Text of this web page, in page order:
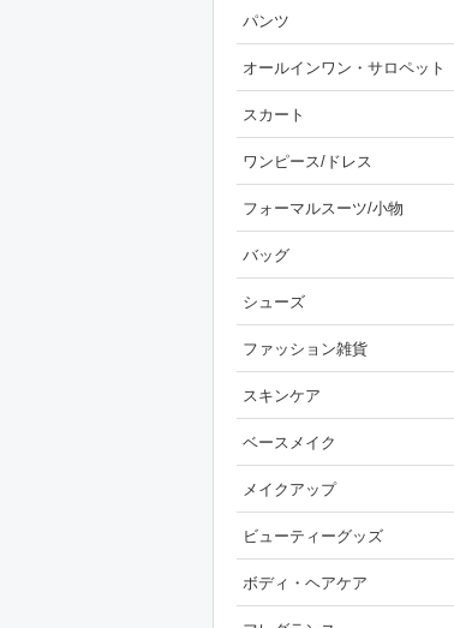
パンツ
オールインワン・サロペット
スカート
ワンピース/ドレス
フォーマルスーツ/小物
バッグ
シューズ
ファッション雑貨
スキンケア
ベースメイク
メイクアップ
ビューティーグッズ
ボディ・ヘアケア